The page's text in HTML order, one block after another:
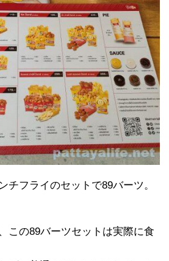
チフライのセットで89バーツ。
この89バーツセットは実際に食